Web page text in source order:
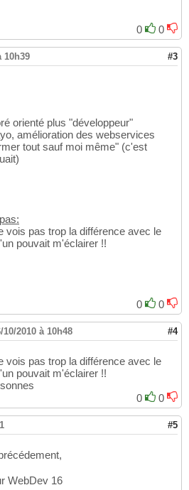
0
0
10h39 #3
orienté plus "développeur"
amélioration des webservices
tout sauf moi même" (c'est
vois pas trop la différence avec le
pouvait m'éclairer !!
0
0
10/2010 à 10h48 #4
vois pas trop la différence avec le
pouvait m'éclairer !!
0
0
#5
WebDev 16